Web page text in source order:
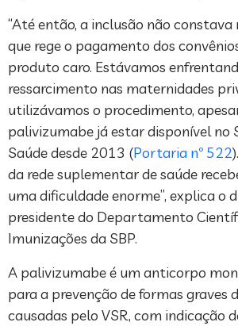
“Até então, a inclusão não constava
que rege o pagamento dos
produto caro. Estávamos
ressarcimento nas maternidades
utilizávamos o procedimento,
palivizumabe já estar disponível no
Saúde desde 2013 (Portaria nº 522
da rede suplementar de saúde
uma dificuldade enorme”, explica o
presidente do Departamento
Imunizações da SBP.
A palivizumabe é um anticorpo
para a prevenção de formas graves
causadas pelo VSR, com indicação